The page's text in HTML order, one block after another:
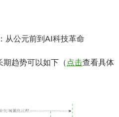
从公元前到AI科技革命
期趋势可以如下（ 点击查看具体